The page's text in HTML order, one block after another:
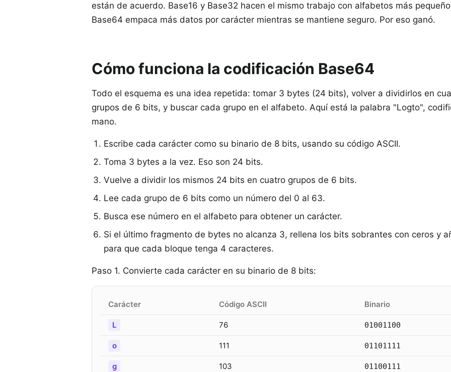
están de acuerdo. Base16 y Base32 hacen el mismo trabajo con alfabetos más
Base64 empaca más datos por carácter mientras se mantiene seguro. Por eso ganó.
Cómo funciona la codificación Base64
Todo el esquema es una idea repetida: tomar 3 bytes (24 bits), volver a dividirlos en
grupos de 6 bits, y buscar cada grupo en el alfabeto. Aquí está la palabra "Logto",
mano.
Escribe cada carácter como su binario de 8 bits, usando su código ASCII.
Toma 3 bytes a la vez. Eso son 24 bits.
Vuelve a dividir los mismos 24 bits en cuatro grupos de 6 bits.
Lee cada grupo de 6 bits como un número del 0 al 63.
Busca ese número en el alfabeto para obtener un carácter.
Si el último fragmento de bytes no alcanza 3, rellena los bits sobrantes con ceros y
para que cada bloque tenga 4 caracteres.
Paso 1. Convierte cada carácter en su binario de 8 bits:
Carácter Código ASCII Binario
L 76 01001100
o 111 01101111
g 103 01100111